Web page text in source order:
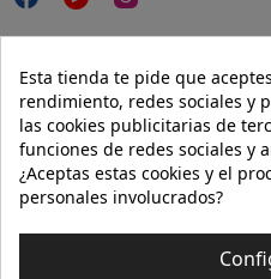
NUESTRA WEB
AYUDA
INFORMACIÓN
Esta tienda te pide que
rendimiento, redes sociales y
las cookies publicitarias de
funciones de redes sociales y
¿Aceptas estas cookies y el
personales involucrados?